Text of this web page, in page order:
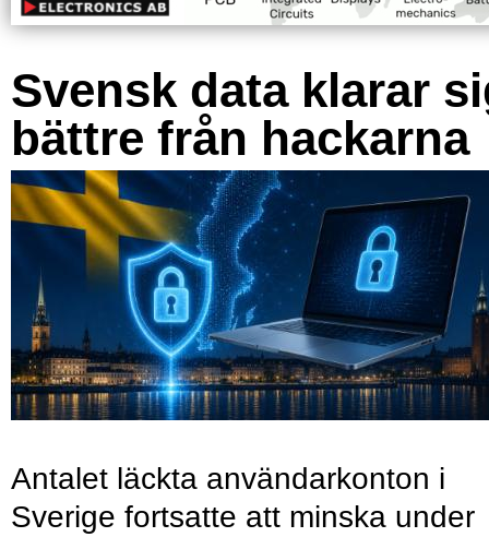
Svensk data klarar
bättre från hackarna
Antalet läckta användarkonton i
Sverige fortsatte att minska under